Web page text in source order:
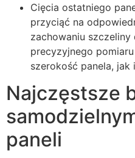
Cięcia ostatniego
przyciąć na
zachowaniu
precyzyjnego
szerokość panela, jak
Najczęstsze
paneli